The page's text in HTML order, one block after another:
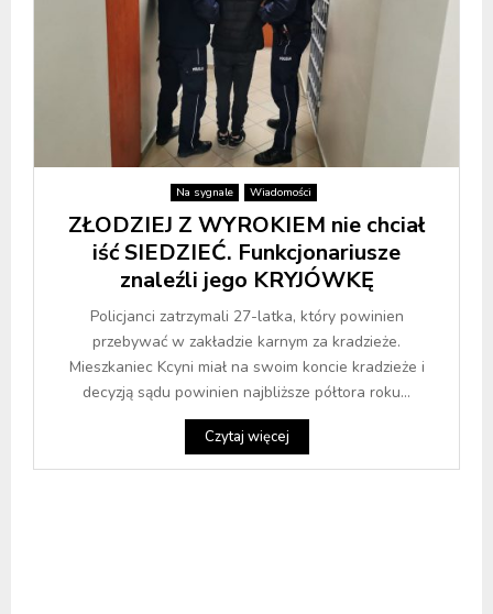
Na sygnale Wiadomości
ZŁODZIEJ Z WYROKIEM nie chciał
iść SIEDZIEĆ. Funkcjonariusze
znaleźli jego KRYJÓWKĘ
Policjanci zatrzymali 27-latka, który powinien
przebywać w zakładzie karnym za kradzieże.
Mieszkaniec Kcyni miał na swoim koncie kradzieże i
decyzją sądu powinien najbliższe półtora roku...
Czytaj więcej